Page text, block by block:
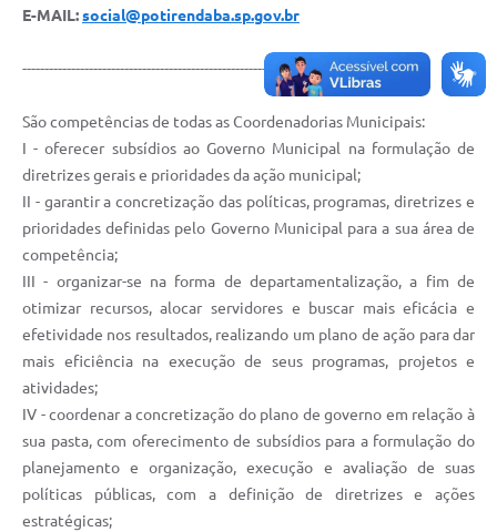
E-MAIL:social@potirendaba.sp.gov.br
--------------------------------------------------------------------------------------
​São competências de todas as Coordenadorias Municipais:
I - oferecer subsídios ao Governo Municipal na formulação de
diretrizes gerais e prioridades da ação municipal;
II - garantir a concretização das políticas, programas, diretrizes e
prioridades definidas pelo Governo Municipal para a sua área de
competência;
III - organizar-se na forma de departamentalização, a fim de
otimizar recursos, alocar servidores e buscar mais eficácia e
efetividade nos resultados, realizando um plano de ação para dar
mais eficiência na execução de seus programas, projetos e
atividades;
IV - coordenar a concretização do plano de governo em relação à
sua pasta, com oferecimento de subsídios para a formulação do
planejamento e organização, execução e avaliação de suas
políticas públicas, com a definição de diretrizes e ações
estratégicas;